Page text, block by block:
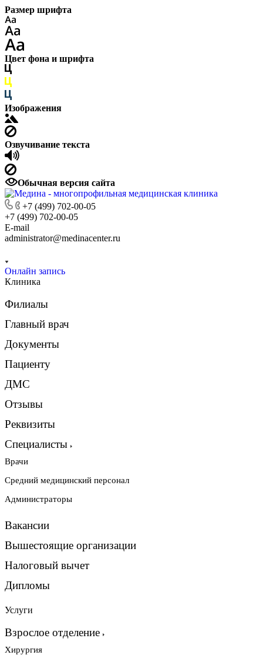
Размер шрифта
Цвет фона и шрифта
Изображения
Озвучивание текста
Обычная версия сайта
+7 (499) 702-00-05
+7 (499) 702-00-05
E-mail
administrator@medinacenter.ru
Онлайн запись
Клиника
Филиалы
Главный врач
Документы
Пациенту
ДМС
Отзывы
Реквизиты
Специалисты
Врачи
Средний медицинский персонал
Администраторы
Вакансии
Вышестоящие организации
Налоговый вычет
Дипломы
Услуги
Взрослое отделение
Хирургия